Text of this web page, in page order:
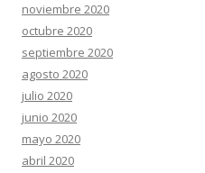
noviembre 2020
octubre 2020
septiembre 2020
agosto 2020
julio 2020
junio 2020
mayo 2020
abril 2020